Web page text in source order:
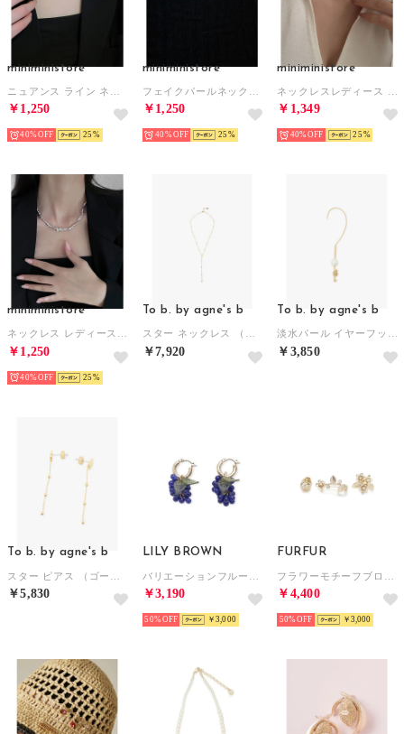
miniministore
￥1,250
40% 25
miniministore
￥1,250
40% 25
miniministore
￥1,349
40% 25
miniministore
￥1,250
40% 25
To b. by agne's b
￥7,920
To b. by agne's b
￥3,850
To b. by agne's b
￥5,830
LILY BROWN
￥3,190
50% ￥3,000
FURFUR
￥4,400
50% ￥3,000